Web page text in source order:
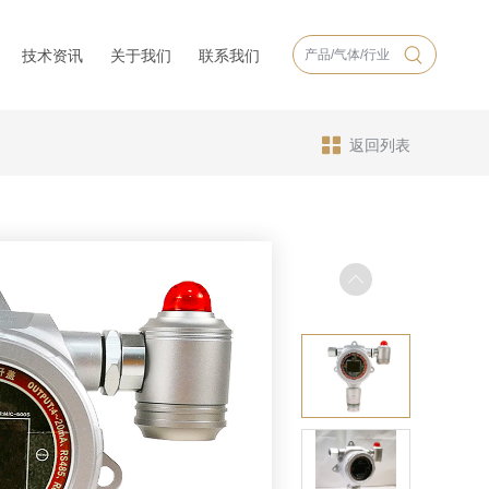
技术资讯 关于我们 联系我们
返回列表